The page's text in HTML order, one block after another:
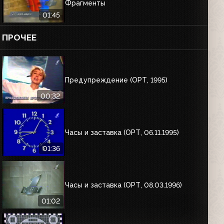
01:45
Фрагменты
ПРОЧЕЕ
00:32
Предупреждение (ОРТ, 1995)
01:36
Часы и заставка (ОРТ, 06.11.1995)
01:02
Часы и заставка (ОРТ, 08.03.1996)